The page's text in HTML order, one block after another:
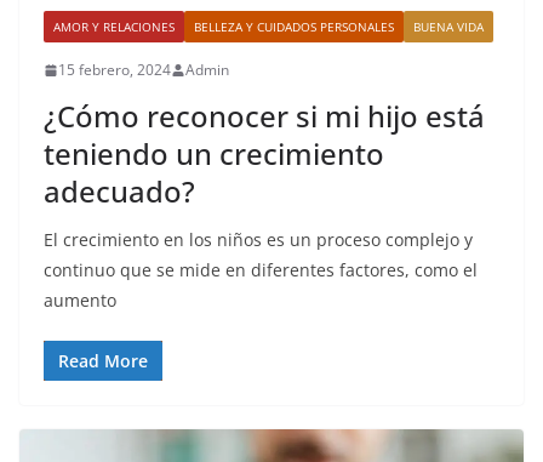
AMOR Y RELACIONES BELLEZA Y CUIDADOS PERSONALES BUENA VIDA
15 febrero, 2024 Admin
¿Cómo reconocer si mi hijo está
teniendo un crecimiento
adecuado?
El crecimiento en los niños es un proceso complejo y
continuo que se mide en diferentes factores, como el
aumento
Read More